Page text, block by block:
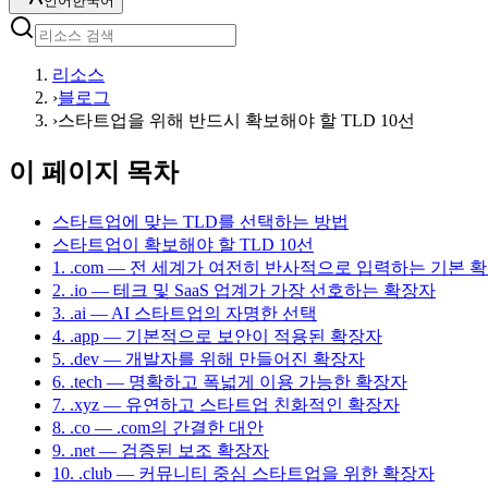
리소스
›블로그
›스타트업을 위해 반드시 확보해야 할 TLD 10선
이 페이지 목차
스타트업에 맞는 TLD를 선택하는 방법
스타트업이 확보해야 할 TLD 10선
1. .com — 전 세계가 여전히 반사적으로 입력하는 기본
2. .io — 테크 및 SaaS 업계가 가장 선호하는 확장자
3. .ai — AI 스타트업의 자명한 선택
4. .app — 기본적으로 보안이 적용된 확장자
5. .dev — 개발자를 위해 만들어진 확장자
6. .tech — 명확하고 폭넓게 이용 가능한 확장자
7. .xyz — 유연하고 스타트업 친화적인 확장자
8. .co — .com의 간결한 대안
9. .net — 검증된 보조 확장자
10. .club — 커뮤니티 중심 스타트업을 위한 확장자